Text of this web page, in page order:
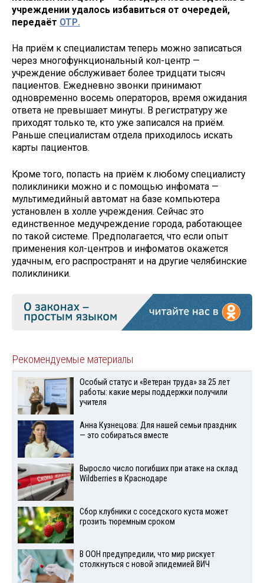
учреждении удалось избавиться от очередей,
передаёт ОТР.
На приём к специалистам теперь можно записаться
через многофункциональный кол-центр —
учреждение обслуживает более тридцати тысяч
пациентов. Ежедневно звонки принимают
одновременно восемь операторов, время ожидания
ответа не превышает минуты. В регистратуру же
приходят только те, кто уже записался на приём.
Раньше специалистам отдела приходилось искать
карты пациентов.
Кроме того, попасть на приём к любому специалисту
поликлиники можно и с помощью инфомата —
мультимедийный автомат на базе компьютера
установлен в холле учреждения. Сейчас это
единственное медучреждение города, работающее
по такой системе. Предполагается, что если опыт
применения кол-центров и инфоматов окажется
удачным, его распространят и на другие челябинские
поликлиники.
Рекомендуемые материалы
Особый статус и «Ветеран труда» за 25 лет
работы: какие меры поддержки получили
учителя
Анна Кузнецова: Для нашей семьи праздник
— это собираться вместе
Выросло число погибших при атаке на склад
Wildberries в Краснодаре
Сбор клубники с соседского куста может
грозить тюремным сроком
В ООН предупредили, что мир рискует
столкнуться с новой эпидемией ВИЧ